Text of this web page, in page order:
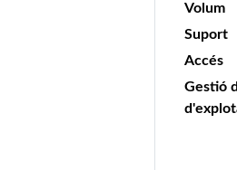
Volum
Suport
Accés
Gestió